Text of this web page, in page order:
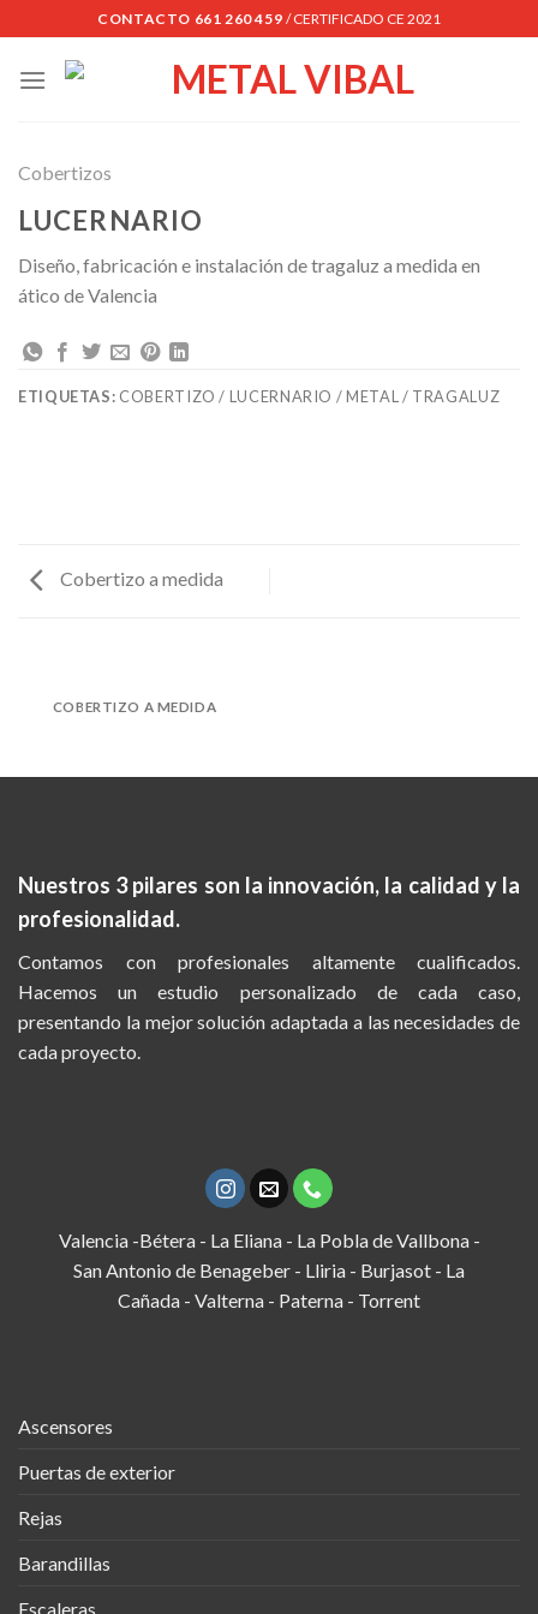
to
content
CONTACTO 661 260 459 / CERTIFICADO CE 2021
Cobertizos
LUCERNARIO
Diseño, fabricación e instalación de tragaluz a medida en
ático de Valencia
ETIQUETAS: COBERTIZO / LUCERNARIO / METAL / TRAGALUZ
Cobertizo a medida
COBERTIZO A MEDIDA
Nuestros 3 pilares son la innovación, la calidad y la
profesionalidad.
Contamos con profesionales altamente cualificados.
Hacemos un estudio personalizado de cada caso,
presentando la mejor solución adaptada a las necesidades de
cada proyecto.
Valencia -Bétera - La Eliana - La Pobla de Vallbona -
San Antonio de Benageber - Lliria - Burjasot - La
Cañada - Valterna - Paterna - Torrent
Ascensores
Puertas de exterior
Rejas
Barandillas
Escaleras